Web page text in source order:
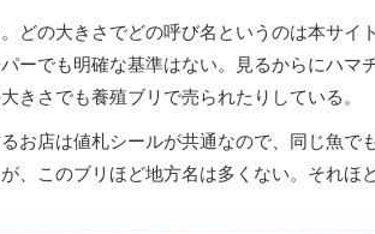
どの大きさでどの呼び名というのは本サイ
ーでも明確な基準はない。見るからにハマ
きさでも養殖ブリで売られたりしている。
お店は値札シールが共通なので、同じ魚で
、このブリほど地方名は多くない。それほ